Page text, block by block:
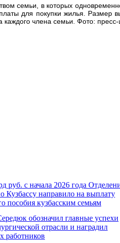
семьи, в которых
для покупки жилья. Размер
члена семьи. Фото: пресс-
руб. с начала 2026 года
Кузбассу направило на выплату
пособия кузбасским семьям
обозначил главные успехи
отрасли и наградил
работников